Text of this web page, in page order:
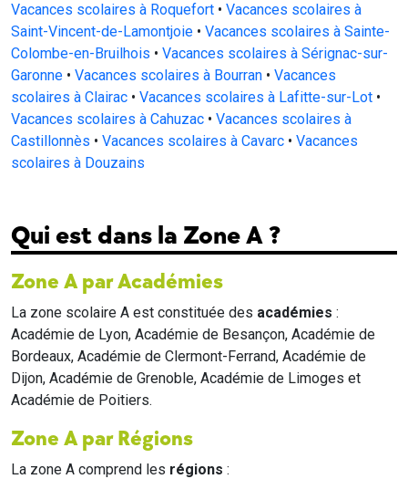
Vacances scolaires à Roquefort • Vacances scolaires à
Saint-Vincent-de-Lamontjoie • Vacances scolaires à Sainte-
Colombe-en-Bruilhois • Vacances scolaires à Sérignac-sur-
Garonne • Vacances scolaires à Bourran • Vacances
scolaires à Clairac • Vacances scolaires à Lafitte-sur-Lot •
Vacances scolaires à Cahuzac • Vacances scolaires à
Castillonnès • Vacances scolaires à Cavarc • Vacances
scolaires à Douzains
Qui est dans la Zone A ?
Zone A par Académies
La zone scolaire A est constituée des académies :
Académie de Lyon, Académie de Besançon, Académie de
Bordeaux, Académie de Clermont-Ferrand, Académie de
Dijon, Académie de Grenoble, Académie de Limoges et
Académie de Poitiers.
Zone A par Régions
La zone A comprend les régions :